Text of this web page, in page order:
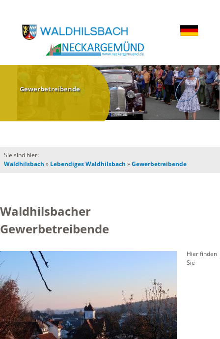
Gewerbetreibende
Sie sind hier:
Waldhilsbach » Lebendiges Waldhilsbach »Gewerbetreibende
Waldhilsbacher
Gewerbetreibende
Hier finden
Sie